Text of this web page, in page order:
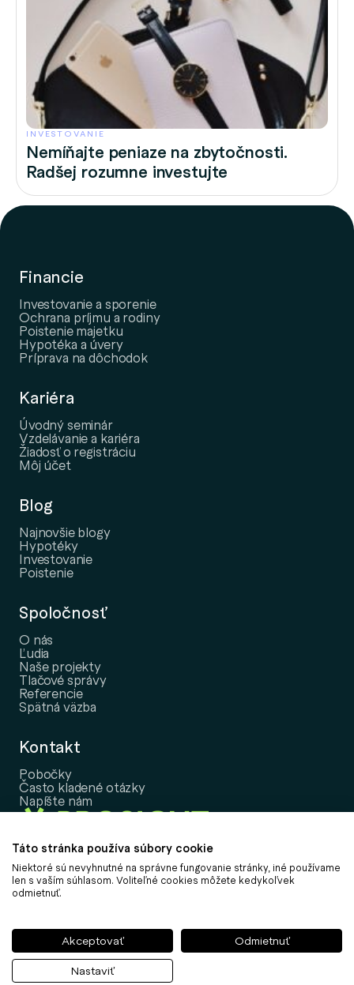
INVESTOVANIE
Nemíňajte peniaze na zbytočnosti.
Radšej rozumne investujte
Financie
Investovanie a sporenie
Ochrana príjmu a rodiny
Poistenie majetku
Hypotéka a úvery
Príprava na dôchodok
Kariéra
Úvodný seminár
Vzdelávanie a kariéra
Žiadosť o registráciu
Môj účet
Blog
Najnovšie blogy
Hypotéky
Investovanie
Poistenie
Spoločnosť
O nás
Ľudia
Naše projekty
Tlačové správy
Referencie
Spätná väzba
Kontakt
Pobočky
Často kladené otázky
Napíšte nám
Copyright © 2026, PROSIGHT Slovensko, a.s.
Informácie k udržateľnosti
Politika vybavovania sťažností
Obchodné podmienky
Táto stránka používa súbory cookie
Niektoré sú nevyhnutné na správne fungovanie stránky, iné používame
len s vaším súhlasom. Voliteľné cookies môžete kedykoľvek
odmietnuť.
Akceptovať
Odmietnuť
Nastaviť